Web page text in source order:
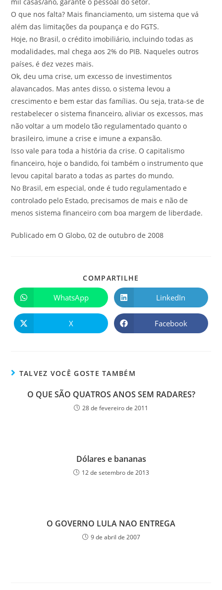
O que nos falta? Mais financiamento, um sistema que vá
além das limitações da poupança e do FGTS.
Hoje, no Brasil, o crédito imobiliário, incluindo todas as
modalidades, mal chega aos 2% do PIB. Naqueles outros
países, é dez vezes mais.
Ok, deu uma crise, um excesso de investimentos
alavancados. Mas antes disso, o sistema levou a
crescimento e bem estar das famílias. Ou seja, trata-se de
restabelecer o sistema financeiro, aliviar os excessos, mas
não voltar a um modelo tão regulamentado quanto o
brasileiro, imune a crise e imune a expansão.
Isso vale para toda a história da crise. O capitalismo
financeiro, hoje o bandido, foi também o instrumento que
levou capital barato a todas as partes do mundo.
No Brasil, em especial, onde é tudo regulamentado e
controlado pelo Estado, precisamos de mais e não de
menos sistema financeiro com boa margem de liberdade.
Publicado em O Globo, 02 de outubro de 2008
COMPARTILHE
WhatsApp LinkedIn
X Facebook
TALVEZ VOCÊ GOSTE TAMBÉM
O QUE SÃO QUATROS ANOS SEM RADARES?
28 de fevereiro de 2011
Dólares e bananas
12 de setembro de 2013
O GOVERNO LULA NAO ENTREGA
9 de abril de 2007